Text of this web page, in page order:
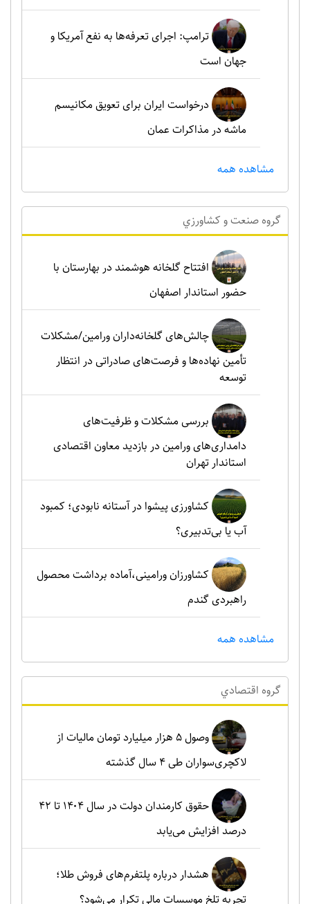
ترامپ: اجرای تعرفه‌ها به نفع آمریکا و
جهان است
درخواست ایران برای تعویق مکانیسم
ماشه در مذاکرات عمان
مشاهده همه
گروه صنعت و کشاورزي
افتتاح گلخانه هوشمند در بهارستان با
حضور استاندار اصفهان
چالش‌های گلخانه‌داران ورامین/مشکلات
تأمین نهاده‌ها و فرصت‌های صادراتی در انتظار
توسعه
بررسی مشکلات و ظرفیت‌های
دامداری‌های ورامین در بازدید معاون اقتصادی
استاندار تهران
کشاورزی پیشوا در آستانه نابودی؛ کمبود
آب یا بی‌تدبیری؟
کشاورزان ورامینی،آماده برداشت محصول
راهبردی گندم
مشاهده همه
گروه اقتصادي
وصول ۵ هزار میلیارد تومان مالیات از
لاکچری‌سواران طی ۴ سال گذشته
حقوق کارمندان دولت در سال ۱۴۰۴ تا ۴۲
درصد افزایش می‌یابد
هشدار درباره پلتفرم‌های فروش طلا؛
تجربه تلخ موسسات مالی تکرار می‌شود؟